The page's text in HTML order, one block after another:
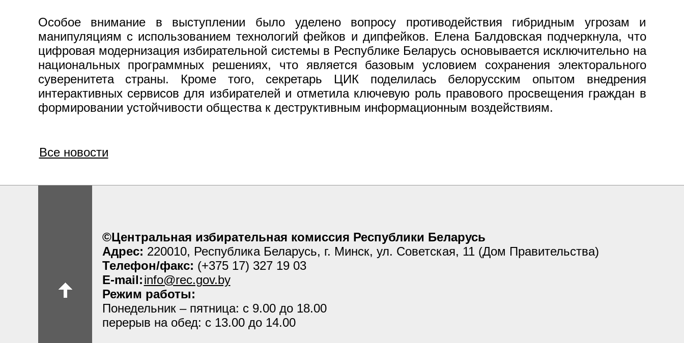
Особое внимание в выступлении было уделено вопросу противодействия гибридным угрозам и
манипуляциям с использованием технологий фейков и дипфейков. Елена Балдовская подчеркнула, что
цифровая модернизация избирательной системы в Республике Беларусь основывается исключительно на
национальных программных решениях, что является базовым условием сохранения электорального
суверенитета страны. Кроме того, секретарь ЦИК поделилась белорусским опытом внедрения
интерактивных сервисов для избирателей и отметила ключевую роль правового просвещения граждан в
формировании устойчивости общества к деструктивным информационным воздействиям.
Все новости
©Центральная избирательная комиссия Республики Беларусь
Адрес: 220010, Республика Беларусь, г. Минск, ул. Советская, 11 (Дом Правительства)
Телефон/факс: (+375 17) 327 19 03
E-mail:info@rec.gov.by
Режим работы:
Понедельник – пятница: с 9.00 до 18.00
перерыв на обед: с 13.00 до 14.00